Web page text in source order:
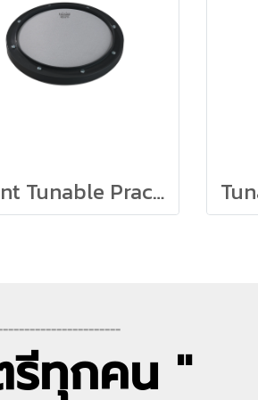
Silent Tunable Practice Pad Remo
รีทุกคน "